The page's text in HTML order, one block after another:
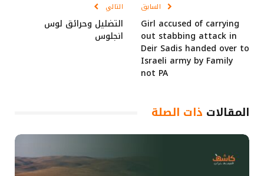
السابق
Girl accused of carrying
out stabbing attack in
Deir Sadis handed over to
Israeli army by Family
not PA
التالي
التضليل وحرائق لوس
انجلوس
المقالات ذات الصلة